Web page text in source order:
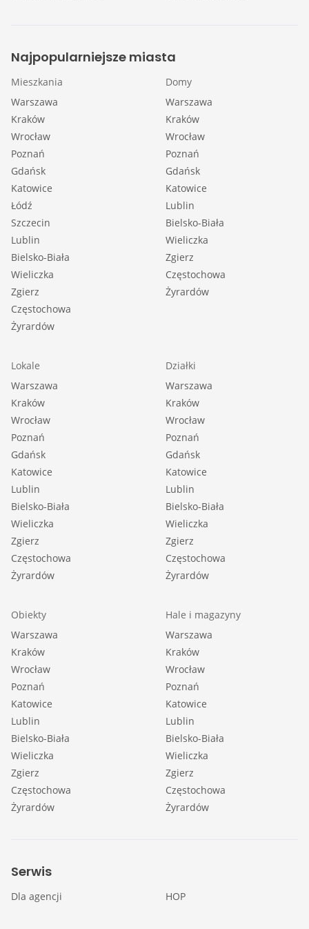
Najpopularniejsze miasta
Mieszkania
Warszawa
Kraków
Wrocław
Poznań
Gdańsk
Katowice
Łódź
Szczecin
Lublin
Bielsko-Biała
Wieliczka
Zgierz
Częstochowa
Żyrardów
Domy
Warszawa
Kraków
Wrocław
Poznań
Gdańsk
Katowice
Lublin
Bielsko-Biała
Wieliczka
Zgierz
Częstochowa
Żyrardów
Lokale
Warszawa
Kraków
Wrocław
Poznań
Gdańsk
Katowice
Lublin
Bielsko-Biała
Wieliczka
Zgierz
Częstochowa
Żyrardów
Działki
Warszawa
Kraków
Wrocław
Poznań
Gdańsk
Katowice
Lublin
Bielsko-Biała
Wieliczka
Zgierz
Częstochowa
Żyrardów
Obiekty
Warszawa
Kraków
Wrocław
Poznań
Katowice
Lublin
Bielsko-Biała
Wieliczka
Zgierz
Częstochowa
Żyrardów
Hale i magazyny
Warszawa
Kraków
Wrocław
Poznań
Katowice
Lublin
Bielsko-Biała
Wieliczka
Zgierz
Częstochowa
Żyrardów
Serwis
Dla agencji HOP